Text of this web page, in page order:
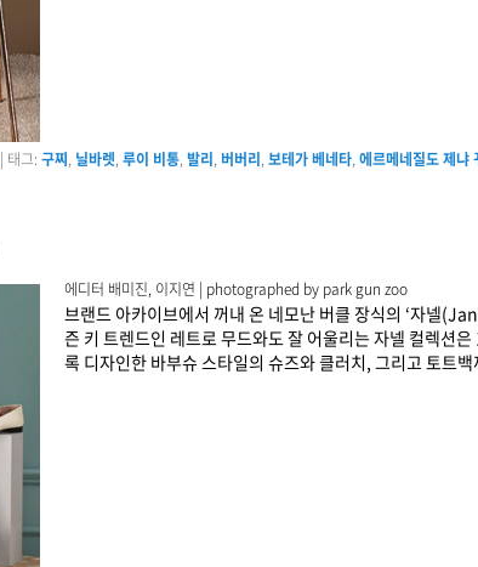
| 태그: 구찌, 닐바렛,루이 비통,발리, 버버리,보테가 베네타,에르메네질도 제냐
에디터 배미진, 이지연 | photographed by park gun zoo
브랜드 아카이브에서 꺼내 온 네모난 버클 장식의 ‘자넬
즌 키 트렌드인 레트로 무드와도 잘 어울리는 자넬 컬렉션
록 디자인한 바부슈 스타일의 슈즈와 클러치, 그리고 토트